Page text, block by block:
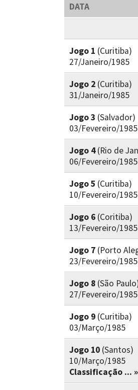
DATA
Jogo 1 (Curitiba)
27/Janeiro/1985
Jogo 2 (Curitiba)
31/Janeiro/1985
Jogo 3 (Salvador)
03/Fevereiro/1985
Jogo 4(Rio de
06/Fevereiro/1985
Jogo 5 (Curitiba)
10/Fevereiro/1985
Jogo 6 (Coritiba)
13/Fevereiro/1985
Jogo 7 (Porto
23/Fevereiro/1985
Jogo 8 (São
27/Fevereiro/1985
Jogo 9 (Curitiba)
03/Março/1985
Jogo 10 (Santos)
10/Março/1985
Classificação ... »